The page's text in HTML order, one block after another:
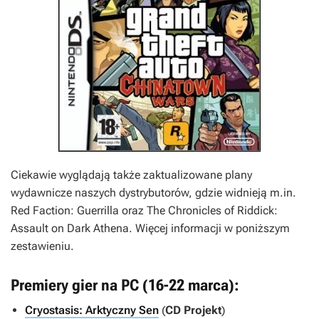
Ciekawie wyglądają także zaktualizowane plany
wydawnicze naszych dystrybutorów, gdzie widnieją m.in.
Red Faction: Guerrilla oraz The Chronicles of Riddick:
Assault on Dark Athena. Więcej informacji w poniższym
zestawieniu.
Premiery gier na PC (16-22 marca):
Cryostasis: Arktyczny Sen (CD Projekt)